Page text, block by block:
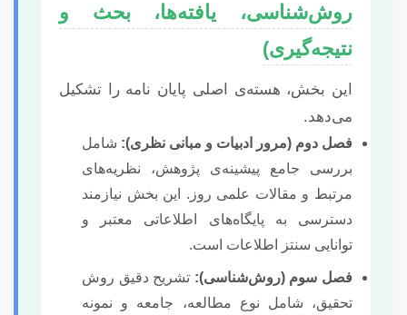
روش‌شناسی، یافته‌ها، بحث و
نتیجه‌گیری)
این بخش، هسته‌ی اصلی پایان نامه را تشکیل
می‌دهد.
فصل دوم (مرور ادبیات و مبانی نظری): شامل
بررسی جامع پیشینه‌ی پژوهش، نظریه‌های
مرتبط و مقالات علمی روز. این بخش نیازمند
دسترسی به پایگاه‌های اطلاعاتی معتبر و
توانایی سنتز اطلاعات است.
فصل سوم (روش‌شناسی): تشریح دقیق روش
تحقیق، شامل نوع مطالعه، جامعه و نمونه